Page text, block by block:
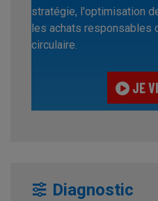
stratégie, l'optimisation
les achats responsables
circulaire.
JE
Diagnostic